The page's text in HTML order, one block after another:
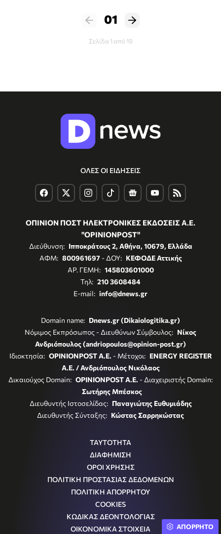
01
Σελίδα 1 από 19
ΟΛΕΣ ΟΙ ΕΙΔΗΣΕΙΣ
ΟΠΙΝΙΟΝ ΠΟΣΤ ΗΛΕΚΤΡΟΝΙΚΕΣ ΕΚΔΟΣΕΙΣ Α.Ε.
"OPINIONPOST"
Διεύθυνση: Ιπποκράτους 2, Αθήνα, 10679, Ελλάδα
ΑΦΜ: 800961697- ΔΟΥ: ΚΕΦΟΔΕ Αττικής
ΑΡ. ΓΕΜΗ: 145803601000
Τηλ: 210 3608484
E-mail: info@dnews.gr
Domain name: Dnews.gr (Dikaiologitika.gr)
Νόμιμος Εκπρόσωπος - Διευθύνων Σύμβουλος: Νίκος
Ανδριόπουλος (andriopoulos@opinion-post.gr)
Ιδιοκτησία: OPINIONPOST A.E. - Μέτοχοι: ENERGY REGISTER
Α.Ε. / Ανδριόπουλος Νικόλαος
Δικαιούχος Domain: OPINIONPOST A.E. - Διαχειριστής Domain:
Σωτήρης Μπέσκος
Διευθυντής Ιστοσελίδας: Παναγιώτης Ευθυμιάδης
Διευθυντής Σύνταξης: Κώστας Σαρρηκώστας
ΤΑΥΤΟΤΗΤΑ
ΔΙΑΦΗΜΙΣΗ
ΟΡΟΙ ΧΡΗΣΗΣ
ΠΟΛΙΤΙΚΗ ΠΡΟΣΤΑΣΙΑΣ ΔΕΔΟΜΕΝΩΝ
ΠΟΛΙΤΙΚΗ ΑΠΟΡΡΗΤΟΥ
COOKIES
ΚΩΔΙΚΑΣ ΔΕΟΝΤΟΛΟΓΙΑΣ
ΟΙΚΟΝΟΜΙΚΑ ΣΤΟΙΧΕΙΑ
ΑΠΟΡΡΗΤΟ